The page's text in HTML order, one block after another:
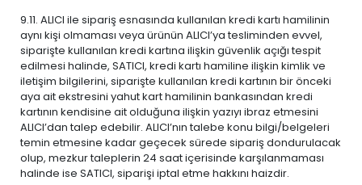
9.11. ALICI ile sipariş esnasında kullanılan kredi kartı hamilinin
aynı kişi olmaması veya ürünün ALICI’ya tesliminden evvel,
siparişte kullanılan kredi kartına ilişkin güvenlik açığı tespit
edilmesi halinde, SATICI, kredi kartı hamiline ilişkin kimlik ve
iletişim bilgilerini, siparişte kullanılan kredi kartının bir önceki
aya ait ekstresini yahut kart hamilinin bankasından kredi
kartının kendisine ait olduğuna ilişkin yazıyı ibraz etmesini
ALICI’dan talep edebilir. ALICI’nın talebe konu bilgi/belgeleri
temin etmesine kadar geçecek sürede sipariş dondurulacak
olup, mezkur taleplerin 24 saat içerisinde karşılanmaması
halinde ise SATICI, siparişi iptal etme hakkını haizdir.